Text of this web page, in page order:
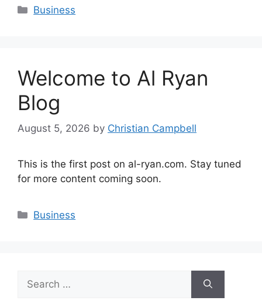
Categories
Business
Welcome to Al Ryan
Blog
August 5, 2026 by Christian Campbell
This is the first post on al-ryan.com. Stay tuned
for more content coming soon.
Categories
Business
Search
for: